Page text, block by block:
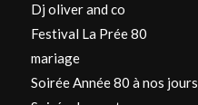
Dj oliver and co
Festival La Prée 80
mariage
Soirée Année 80 à nos jours